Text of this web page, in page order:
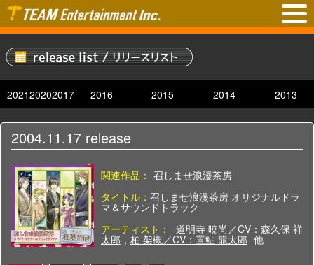
202120202017 2016 2015 2014 2013
2004.11.17 release
関連作品： 召しませ浪漫茶房
タイトル： 召しませ浪漫茶房 オリジナルドラ
マ＆サウンドトラック
アーティスト：
道明寺 暁尚／CV：森久保 祥
太郎 , 柏 架槻／CV：置鮎 龍太郎 他